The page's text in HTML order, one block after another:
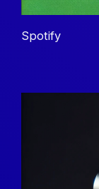
Spotify